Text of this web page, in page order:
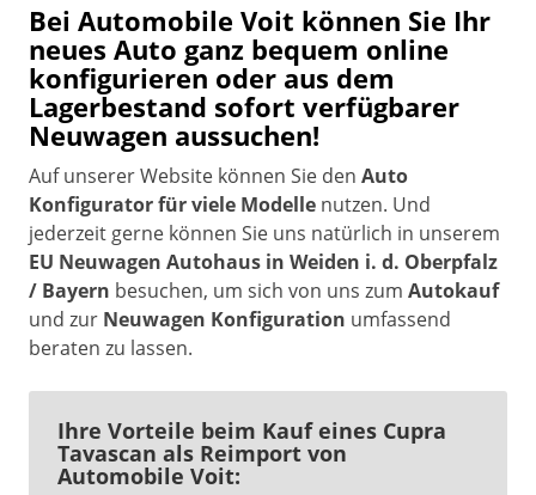
Bei Automobile Voit können Sie Ihr
neues Auto ganz bequem online
konfigurieren oder aus dem
Lagerbestand sofort verfügbarer
Neuwagen aussuchen!
Auf unserer Website können Sie den Auto
Konfigurator für viele Modelle nutzen. Und
jederzeit gerne können Sie uns natürlich in unserem
EU Neuwagen Autohaus in Weiden i. d. Oberpfalz
/ Bayern besuchen, um sich von uns zum Autokauf
und zur Neuwagen Konfiguration umfassend
beraten zu lassen.
Ihre Vorteile beim Kauf eines Cupra
Tavascan als Reimport von
Automobile Voit: